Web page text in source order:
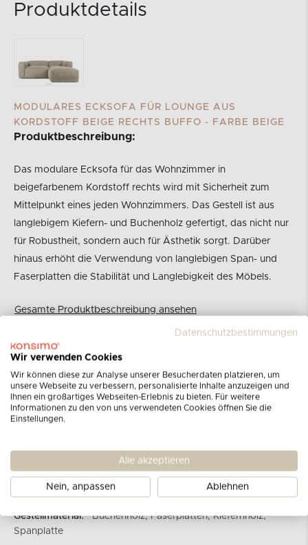
Produktdetails
MODULARES ECKSOFA FÜR LOUNGE AUS
KORDSTOFF BEIGE RECHTS BUFFO - FARBE BEIGE
Produktbeschreibung:
Das modulare Ecksofa für das Wohnzimmer in
beigefarbenem Kordstoff rechts wird mit Sicherheit zum
Mittelpunkt eines jeden Wohnzimmers. Das Gestell ist aus
langlebigem Kiefern- und Buchenholz gefertigt, das nicht nur
für Robustheit, sondern auch für Ästhetik sorgt. Darüber
hinaus erhöht die Verwendung von langlebigen Span- und
Faserplatten die Stabilität und Langlebigkeit des Möbels.
Gesamte Produktbeschreibung ansehen
Marke:
KONSIMO
Produkt Nr:
12839.06.700
Ecksofa-Typ:
rechts
Rückenlehnenfedern:
T 25/23 10 cm + 10 cm Schicht aus
gemischtem Schaumstoff/Silikonstreifen
Härtegrad:
weich
Gestellmaterial:
Buchenholz, Faserplatten, Kiefernholz,
Spanplatte
Datenschutzbestimmungen
Wir verwenden Cookies
Wir können diese zur Analyse unserer Besucherdaten platzieren, um
unsere Webseite zu verbessern, personalisierte Inhalte anzuzeigen und
Ihnen ein großartiges Webseiten-Erlebnis zu bieten. Für weitere
Informationen zu den von uns verwendeten Cookies öffnen Sie die
Einstellungen.
Alle akzeptieren
Nein, anpassen Ablehnen